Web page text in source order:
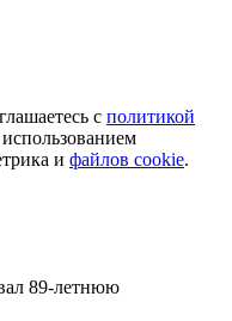
с политикой
использованием
и файлов cookie.
89-летнюю